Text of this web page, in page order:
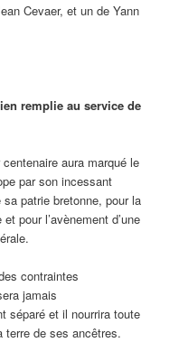
Cevaer, et un de Yann
remplie au service de
aura marqué le
par son incessant
patrie bretonne, pour la
pour l’avènement d’une
contraintes
jamais
séparé et il nourrira toute
terre de ses ancêtres.